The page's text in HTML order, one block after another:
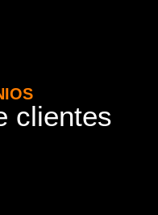
clientes